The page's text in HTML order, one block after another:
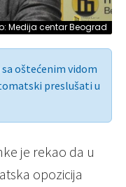
Medija centar Beograd
oštećenim vidom
preslušati u
je rekao da u
opozicija